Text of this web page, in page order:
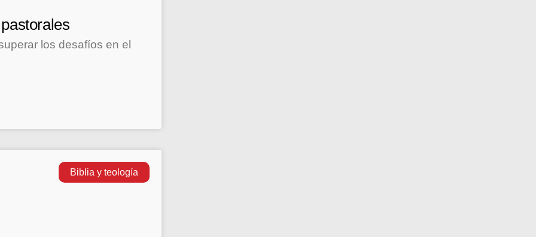
los desafíos en el
Biblia y teología